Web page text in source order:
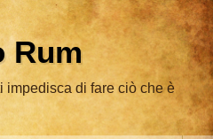
Rum
impedisca di fare ciò che è